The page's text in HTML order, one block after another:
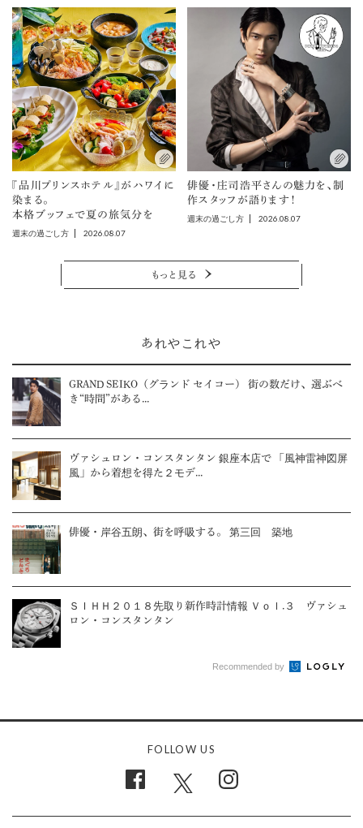
『品川プリンスホテル』がハワイに
染まる。
本格ブッフェで夏の旅気分を
週末の過ごし方 2026.08.07
俳優・庄司浩平さんの魅力を、制
作スタッフが語ります！
週末の過ごし方 2026.08.07
もっと見る
あれやこれや
GRAND SEIKO（グランド セイコー） 街の数だけ、選ぶべ
き“時間”がある...
ヴァシュロン・コンスタンタン 銀座本店で 「風神雷神図屏
風」から着想を得た２モデ...
俳優・岸谷五朗、街を呼吸する。 第三回 築地
ＳＩＨＨ２０１８先取り新作時計情報 Ｖｏｌ.３ ヴァシュ
ロン・コンスタンタン
Recommended by
FOLLOW US